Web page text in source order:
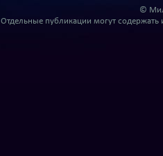
©
Отдельные публикации могут